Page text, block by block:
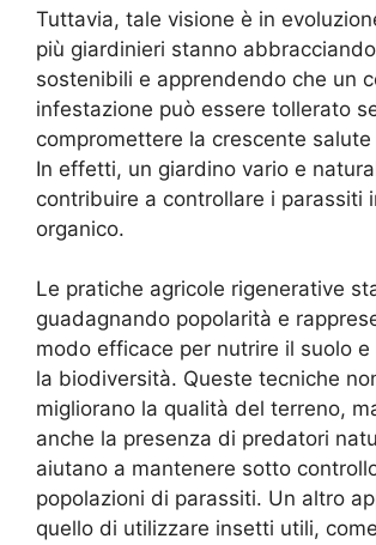
Tuttavia, tale visione è in
più giardinieri stanno
sostenibili e apprendendo che un
infestazione può essere tollerato
compromettere la crescente
In effetti, un giardino vario e
contribuire a controllare i parassiti
organico.
Le pratiche agricole rigenerative
guadagnando popolarità e
modo efficace per nutrire il suolo e
la biodiversità. Queste tecniche
migliorano la qualità del terreno,
anche la presenza di predatori
aiutano a mantenere sotto
popolazioni di parassiti. Un altro
quello di utilizzare insetti utili,